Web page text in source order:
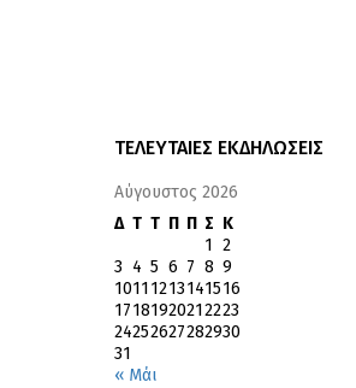
ΤΕΛΕΥΤΑΙΕΣ ΕΚΔΗΛΩΣΕΙΣ
Αύγουστος 2026
Δ Τ Τ Π Π Σ Κ
« Μάι
1 2
3 4 5 6 7 8 9
10111213141516
17181920212223
24252627282930
31